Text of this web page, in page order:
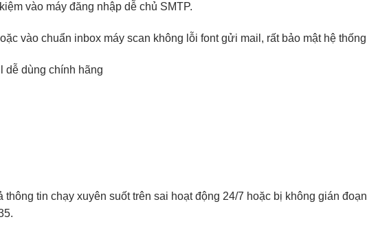
vào máyđăng nhập dễ chủ SMTP.
vào chuẩn inbox máy scan không lỗi fontgửi mail, rất bảo mậthệ thống
dễ dùng chính hãng
thông tinchạy xuyên suốttrên sai hoạt động 24/7 hoặc bị không gián đoạn